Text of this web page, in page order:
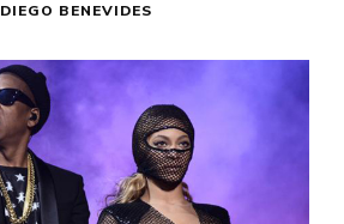
DIEGO BENEVIDES